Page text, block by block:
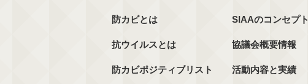
防カビとは
抗ウイルスとは
防カビポジティブリスト
SIAAのコンセプト
協議会概要情報
活動内容と実績